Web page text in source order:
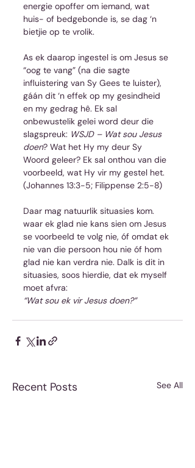
energie opoffer om iemand, wat
huis- of bedgebonde is, se dag ‘n
bietjie op te vrolik.
As ek daarop ingestel is om Jesus se
“oog te vang” (na die sagte
influistering van Sy Gees te luister),
gáán dit ‘n effek op my gesindheid
en my gedrag hê. Ek sal
onbewustelik gelei word deur die
slagspreuk: WSJD – Wat sou Jesus
doen? Wat het Hy my deur Sy
Woord geleer? Ek sal onthou van die
voorbeeld, wat Hy vir my gestel het.
(Johannes 13:3-5; Filippense 2:5-8)
Daar mag natuurlik situasies kom.
waar ek glad nie kans sien om Jesus
se voorbeeld te volg nie, óf omdat ek
nie van die persoon hou nie óf hom
glad nie kan verdra nie. Dalk is dit in
situasies, soos hierdie, dat ek myself
moet afvra:
“Wat sou ek vir Jesus doen?”
Recent Posts See All